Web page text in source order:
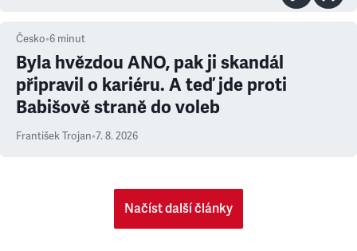
Česko•6 minut
Byla hvězdou ANO, pak ji skandál
připravil o kariéru. A teď jde proti
Babišově straně do voleb
František Trojan•7. 8. 2026
Načíst další články